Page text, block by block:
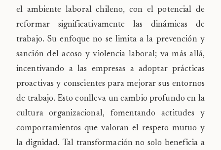
el ambiente laboral chileno, con el potencial de
reformar significativamente las dinámicas de
trabajo. Su enfoque no se limita a la prevención y
sanción del acoso y violencia laboral; va más allá,
incentivando a las empresas a adoptar prácticas
proactivas y conscientes para mejorar sus entornos
de trabajo. Esto conlleva un cambio profundo en la
cultura organizacional, fomentando actitudes y
comportamientos que valoran el respeto mutuo y
la dignidad. Tal transformación no solo beneficia a